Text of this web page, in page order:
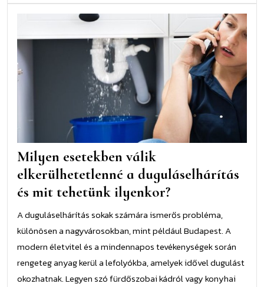
a
Milyen esetekben válik
elkerülhetetlenné a duguláselhárítás
és mit tehetünk ilyenkor?
A duguláselhárítás sokak számára ismerős probléma,
különösen a nagyvárosokban, mint például Budapest. A
modern életvitel és a mindennapos tevékenységek során
rengeteg anyag kerül a lefolyókba, amelyek idővel dugulást
okozhatnak. Legyen szó fürdőszobai kádról vagy konyhai